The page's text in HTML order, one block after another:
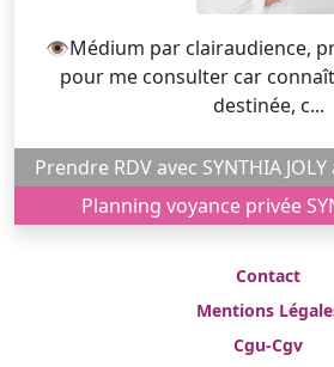
👁️Médium par clairaudience,
pour me consulter car
destinée, c...
Planning voyance privée
Contact
Mentions
Cgu-Cgv